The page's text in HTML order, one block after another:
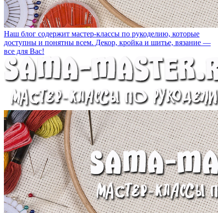
Наш блог содержит мастер-классы по рукоделию, которые
доступны и понятны всем. Декор, кройка и шитье, вязание —
все для Вас!